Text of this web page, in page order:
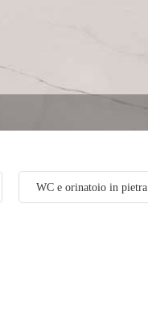
WC e orinatoio in pietra